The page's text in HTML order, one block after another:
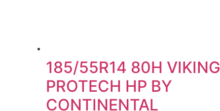
185/55R14 80H VIKING
PROTECH HP BY
CONTINENTAL